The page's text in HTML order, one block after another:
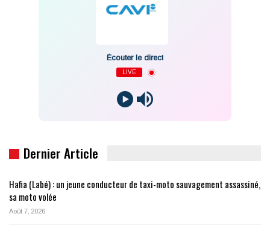
Écouter le direct
LIVE
Dernier Article
Hafia (Labé) : un jeune conducteur de taxi-moto sauvagement assassiné,
sa moto volée
Août 7, 2026